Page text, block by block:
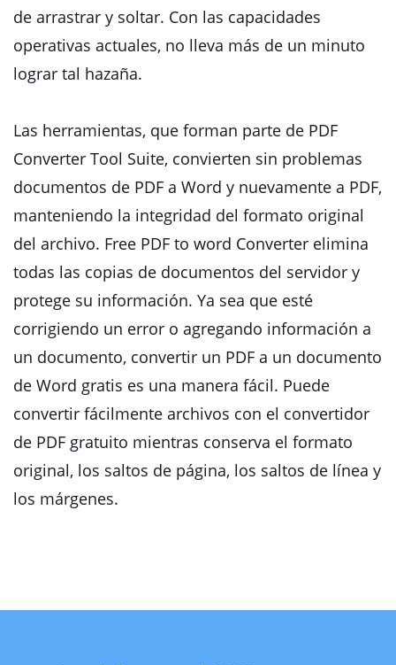
de arrastrar y soltar. Con las capacidades
operativas actuales, no lleva más de un minuto
lograr tal hazaña.
Las herramientas, que forman parte de PDF
Converter Tool Suite, convierten sin problemas
documentos de PDF a Word y nuevamente a PDF,
manteniendo la integridad del formato original
del archivo. Free PDF to word Converter elimina
todas las copias de documentos del servidor y
protege su información. Ya sea que esté
corrigiendo un error o agregando información a
un documento, convertir un PDF a un documento
de Word gratis es una manera fácil. Puede
convertir fácilmente archivos con el convertidor
de PDF gratuito mientras conserva el formato
original, los saltos de página, los saltos de línea y
los márgenes.